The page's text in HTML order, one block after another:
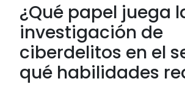
¿Qué papel juega
investigación de
ciberdelitos en el
qué habilidades